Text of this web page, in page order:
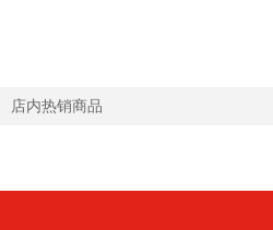
店内热销商品